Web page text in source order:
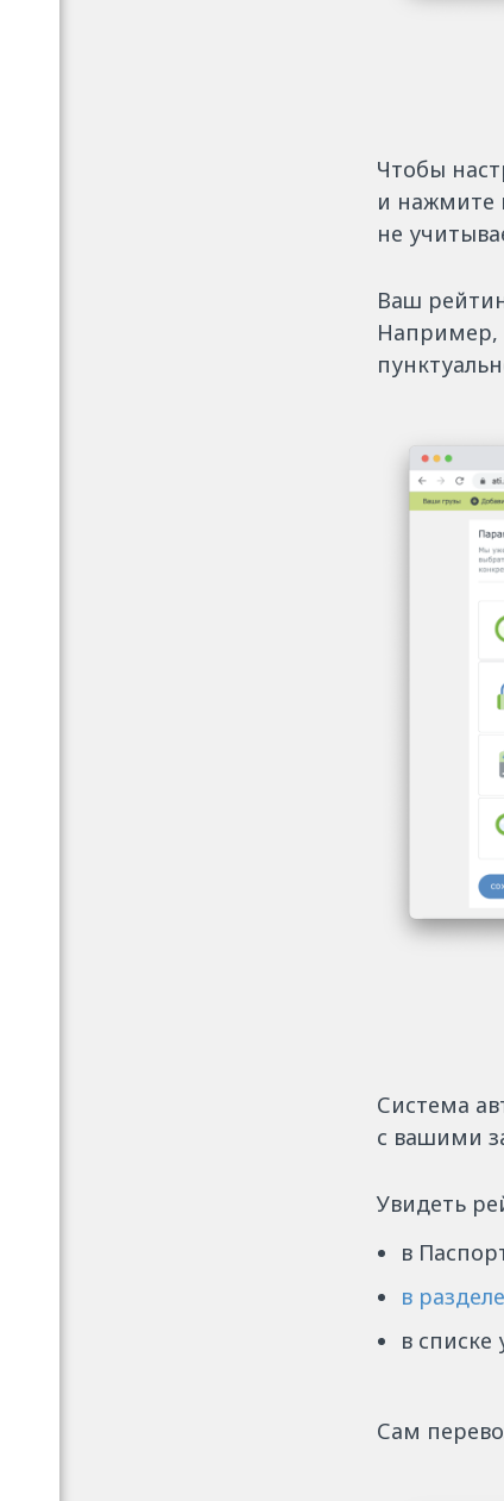
Чтобы
и нажмите
не
Ваш
Например,
Система
с вашими
Увидеть
в
в
в
Сам